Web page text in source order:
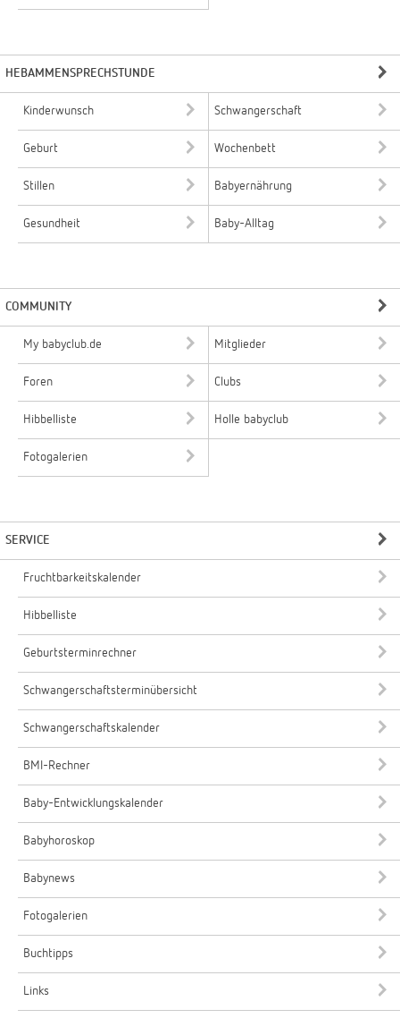
HEBAMMENSPRECHSTUNDE
Kinderwunsch Schwangerschaft
Geburt Wochenbett
Stillen Babyernährung
Gesundheit Baby-Alltag
COMMUNITY
My babyclub.de Mitglieder
Foren Clubs
Hibbelliste Holle babyclub
Fotogalerien
SERVICE
Fruchtbarkeitskalender
Hibbelliste
Geburtsterminrechner
Schwangerschaftsterminübersicht
Schwangerschaftskalender
BMI-Rechner
Baby-Entwicklungskalender
Babyhoroskop
Babynews
Fotogalerien
Buchtipps
Links